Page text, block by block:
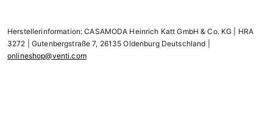
Herstellerinformation: CASAMODA Heinrich Katt GmbH & Co. KG | HRA
3272 | Gutenbergstraße 7, 26135 Oldenburg Deutschland |
onlineshop@venti.com